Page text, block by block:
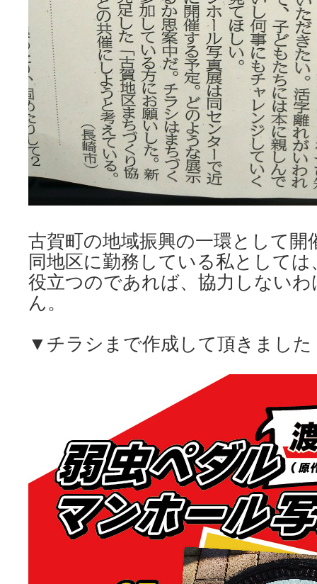
古賀町の地域振興の一環として
同地区に勤務している私として
役立つのであれば、協力しない
ん。
▼チラシまで作成して頂きました